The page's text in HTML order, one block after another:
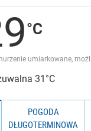
umiarkowane,
31°C
POGODA
DŁUGOTERMINOWA